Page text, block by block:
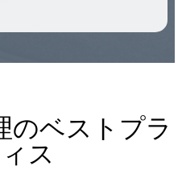
のベストプラ
ス